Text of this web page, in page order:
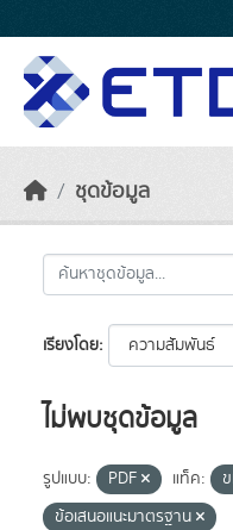
ชุดข้อมูล
เรียงโดย
ไม่พบชุดข้อมูล
รูปแบบ: PDF แท็ค:
ข้อเสนอแนะมาตรฐาน